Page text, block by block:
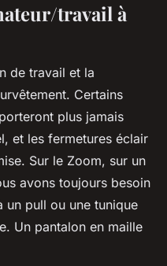
travail à
de travail et la
Certains
plus jamais
et les fermetures éclair
Sur le Zoom, sur un
avons toujours besoin
pull ou une tunique
Un pantalon en maille